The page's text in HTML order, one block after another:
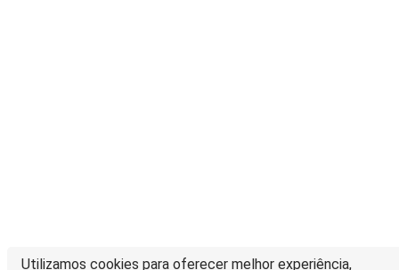
Utilizamos cookies para oferecer melhor experiência,